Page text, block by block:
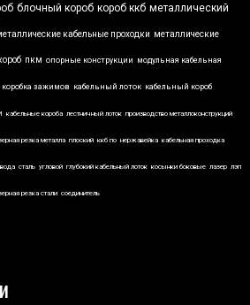
блочный короб короб ккб металлический
кабельные проходки металлические
пкм опорные конструкции модульная кабельная
коробка зажимов кабельный лоток кабельный короб
кабельные короба лестничный лоток производство металлоконструкций
резка металла плоский ккб по нержавейка кабельная проходка
сталь угловой глубокий кабельный лоток косынки боковые лазер лэп
резка стали соединитель